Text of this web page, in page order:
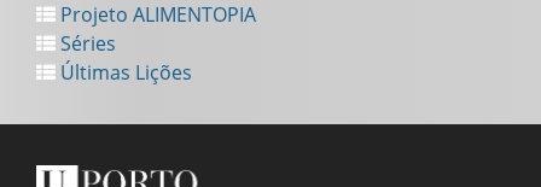
Projeto ALIMENTOPIA
Séries
Últimas Lições